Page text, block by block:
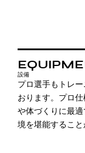
設備
プロ選手もトレ
おります。プロ
や体づくりに最
境を堪能すること